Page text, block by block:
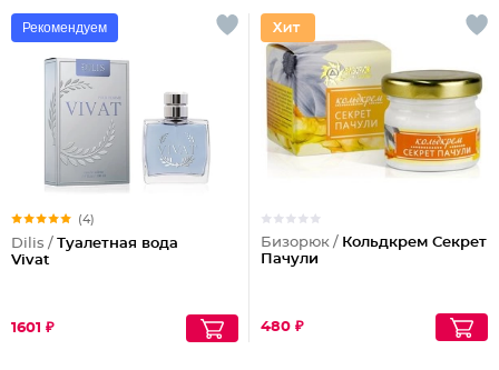
Рекомендуем
(4)
Dilis / Туалетная вода
Vivat
1601 ₽
Бизорюк / Кольдкрем Секрет
Пачули
480 ₽